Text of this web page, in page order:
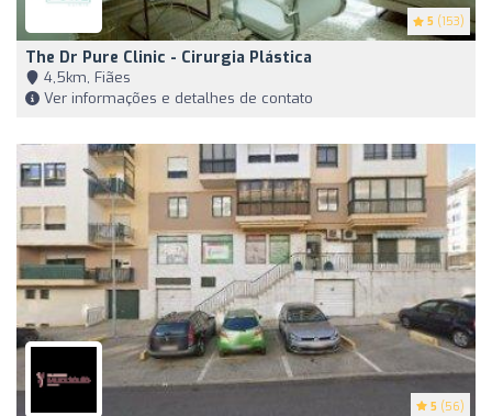
5 (153)
The Dr Pure Clinic - Cirurgia Plástica
4,5km, Fiães
Ver informações e detalhes de contato
5 (56)